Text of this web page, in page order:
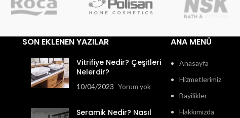
SON EKLENEN YAZILAR
Vitrifiye Nedir? Çeşitleri
Nelerdir?
10/04/2023 Yorum yok
Seramik Nedir? Nasıl
ANA MENÜ
Anasayfa
Hizmetlerimiz
Bayilikler
Hakkımızda